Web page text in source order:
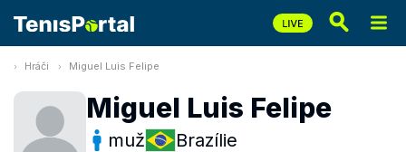
Hráči Miguel Luis Felipe
Miguel Luis Felipe
muž Brazílie